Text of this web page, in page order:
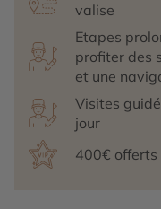
valise
Etapes
profiter des
et une
Visites
jour
400€